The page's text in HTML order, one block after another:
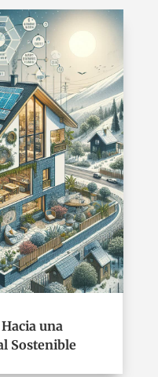
una
Sostenible